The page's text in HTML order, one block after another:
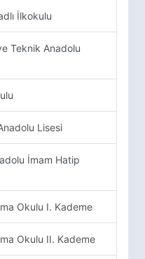
İlkokulu
Teknik Anadolu
Lisesi
İmam Hatip
Okulu I. Kademe
Okulu II. Kademe